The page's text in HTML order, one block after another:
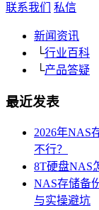
联系我们 私信
新闻资讯
└行业百科
└产品答疑
最近发表
2026年NAS
不行？
8T硬盘NAS
NAS存储备
与实操避坑